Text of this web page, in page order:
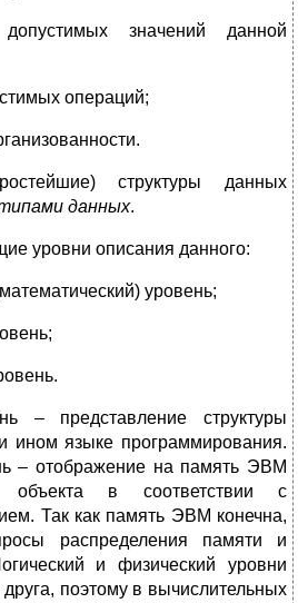
значений данной
операций;
структуры данных
данных.
уровни описания данного:
уровень;
– представление структуры
ином языке программирования.
– отображение на память ЭВМ
объекта в соответствии с
Так как память ЭВМ конечна,
распределения памяти и
и физический уровни
друга, поэтому в вычислительных